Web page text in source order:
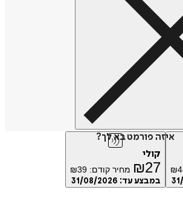
איזה פורמט בא לך?
₪
קולי
₪27 מחיר קודם: ₪39
במבצע עד: 31/08/2026